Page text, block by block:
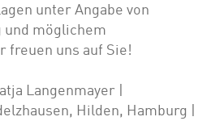
unter Angabe von
und möglichem
uns auf Sie!
Langenmayer |
Hilden, Hamburg |